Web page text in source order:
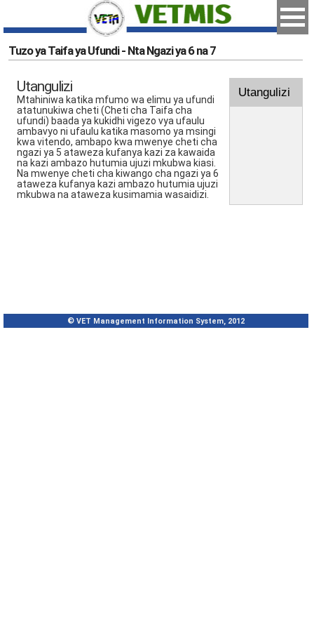
Tuzo ya Taifa ya Ufundi - Nta Ngazi ya 6 na 7
Utangulizi
Mtahiniwa katika mfumo wa elimu ya ufundi
atatunukiwa cheti (Cheti cha Taifa cha
ufundi) baada ya kukidhi vigezo vya ufaulu
ambavyo ni ufaulu katika masomo ya msingi
kwa vitendo, ambapo kwa mwenye cheti cha
ngazi ya 5 ataweza kufanya kazi za kawaida
na kazi ambazo hutumia ujuzi mkubwa kiasi.
Na mwenye cheti cha kiwango cha ngazi ya 6
ataweza kufanya kazi ambazo hutumia ujuzi
mkubwa na ataweza kusimamia wasaidizi.
Utangulizi
© VET Management Information System, 2012